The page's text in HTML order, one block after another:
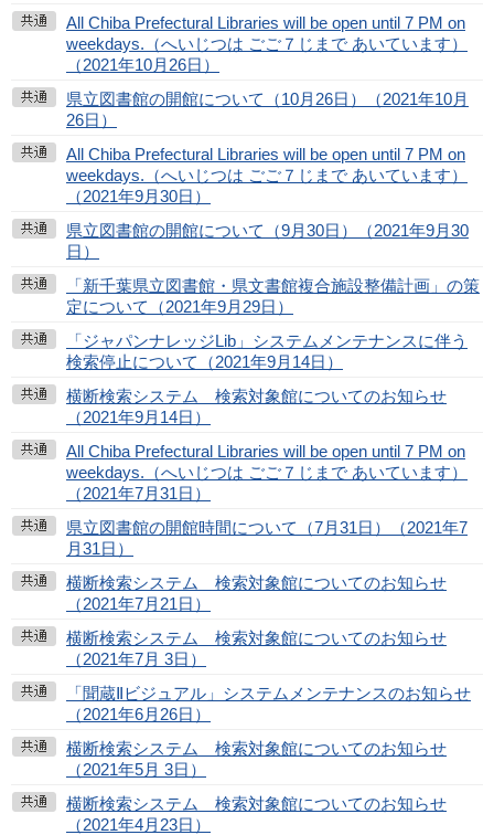
All Chiba Prefectural Libraries will be open until 7 PM on
weekdays.（へいじつは ごご７じまで あいています）
（2021年10月26日）
県立図書館の開館について（10月26日）（2021年10月
26日）
All Chiba Prefectural Libraries will be open until 7 PM on
weekdays.（へいじつは ごご７じまで あいています）
（2021年9月30日）
県立図書館の開館について（9月30日）（2021年9月30
日）
「新千葉県立図書館・県文書館複合施設整備計画」の策
定について（2021年9月29日）
「ジャパンナレッジLib」システムメンテナンスに伴う
検索停止について（2021年9月14日）
横断検索システム 検索対象館についてのお知らせ
（2021年9月14日）
All Chiba Prefectural Libraries will be open until 7 PM on
weekdays.（へいじつは ごご７じまで あいています）
（2021年7月31日）
県立図書館の開館時間について（7月31日）（2021年7
月31日）
横断検索システム 検索対象館についてのお知らせ
（2021年7月21日）
横断検索システム 検索対象館についてのお知らせ
（2021年7月 3日）
「聞蔵Ⅱビジュアル」システムメンテナンスのお知らせ
（2021年6月26日）
横断検索システム 検索対象館についてのお知らせ
（2021年5月 3日）
横断検索システム 検索対象館についてのお知らせ
（2021年4月23日）